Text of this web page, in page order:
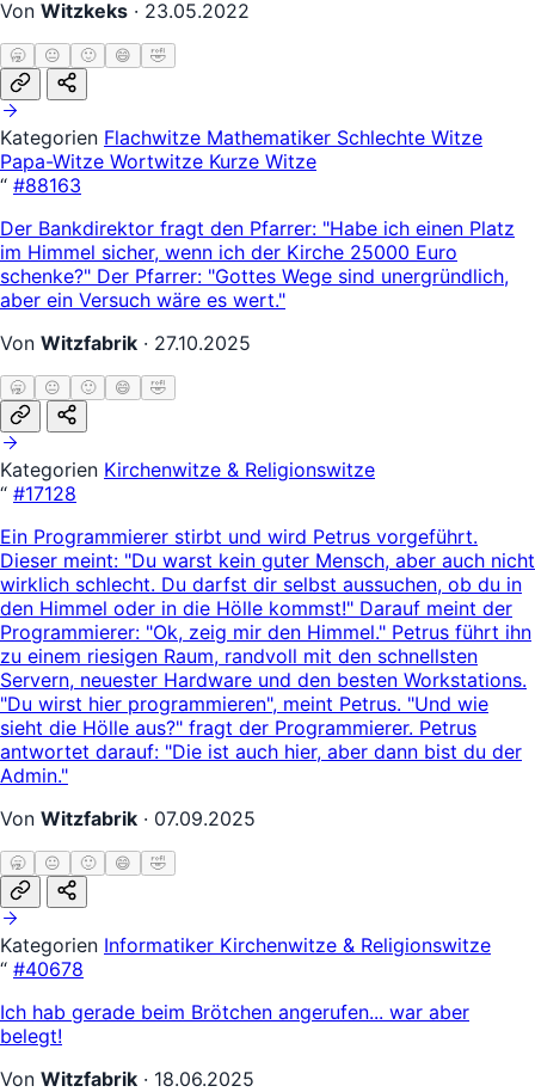
Von Witzkeks · 23.05.2022
🥱 😐 🙂 😄 🤣
Kategorien Flachwitze Mathematiker Schlechte Witze
Papa-Witze Wortwitze Kurze Witze
“ #88163
Der Bankdirektor fragt den Pfarrer: "Habe ich einen Platz
im Himmel sicher, wenn ich der Kirche 25000 Euro
schenke?" Der Pfarrer: "Gottes Wege sind unergründlich,
aber ein Versuch wäre es wert."
Von Witzfabrik · 27.10.2025
🥱 😐 🙂 😄 🤣
Kategorien Kirchenwitze & Religionswitze
“ #17128
Ein Programmierer stirbt und wird Petrus vorgeführt.
Dieser meint: "Du warst kein guter Mensch, aber auch nicht
wirklich schlecht. Du darfst dir selbst aussuchen, ob du in
den Himmel oder in die Hölle kommst!" Darauf meint der
Programmierer: "Ok, zeig mir den Himmel." Petrus führt ihn
zu einem riesigen Raum, randvoll mit den schnellsten
Servern, neuester Hardware und den besten Workstations.
"Du wirst hier programmieren", meint Petrus. "Und wie
sieht die Hölle aus?" fragt der Programmierer. Petrus
antwortet darauf: "Die ist auch hier, aber dann bist du der
Admin."
Von Witzfabrik · 07.09.2025
🥱 😐 🙂 😄 🤣
Kategorien Informatiker Kirchenwitze & Religionswitze
“ #40678
Ich hab gerade beim Brötchen angerufen... war aber
belegt!
Von Witzfabrik · 18.06.2025